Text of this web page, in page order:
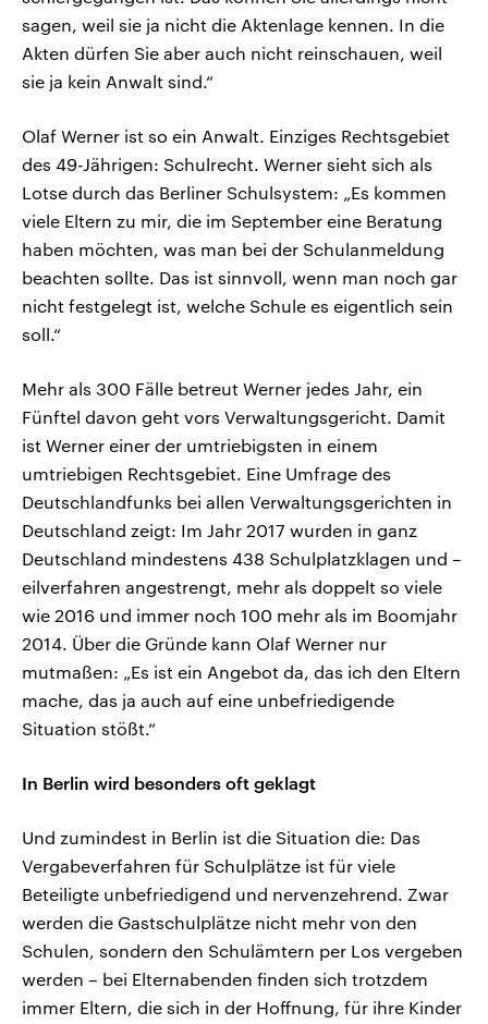
sagen, weil sie ja nicht die Aktenlage kennen. In die
Akten dürfen Sie aber auch nicht reinschauen, weil
sie ja kein Anwalt sind.“
Olaf Werner ist so ein Anwalt. Einziges Rechtsgebiet
des 49-Jährigen: Schulrecht. Werner sieht sich als
Lotse durch das Berliner Schulsystem: „Es kommen
viele Eltern zu mir, die im September eine Beratung
haben möchten, was man bei der Schulanmeldung
beachten sollte. Das ist sinnvoll, wenn man noch gar
nicht festgelegt ist, welche Schule es eigentlich sein
soll.“
Mehr als 300 Fälle betreut Werner jedes Jahr, ein
Fünftel davon geht vors Verwaltungsgericht. Damit
ist Werner einer der umtriebigsten in einem
umtriebigen Rechtsgebiet. Eine Umfrage des
Deutschlandfunks bei allen Verwaltungsgerichten in
Deutschland zeigt: Im Jahr 2017 wurden in ganz
Deutschland mindestens 438 Schulplatzklagen und –
eilverfahren angestrengt, mehr als doppelt so viele
wie 2016 und immer noch 100 mehr als im Boomjahr
2014. Über die Gründe kann Olaf Werner nur
mutmaßen: „Es ist ein Angebot da, das ich den Eltern
mache, das ja auch auf eine unbefriedigende
Situation stößt.“
In Berlin wird besonders oft geklagt
Und zumindest in Berlin ist die Situation die: Das
Vergabeverfahren für Schulplätze ist für viele
Beteiligte unbefriedigend und nervenzehrend. Zwar
werden die Gastschulplätze nicht mehr von den
Schulen, sondern den Schulämtern per Los vergeben
werden – bei Elternabenden finden sich trotzdem
immer Eltern, die sich in der Hoffnung, für ihre Kinder